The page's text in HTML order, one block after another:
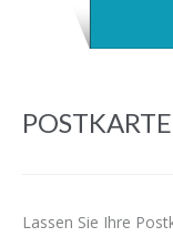
Lassen Sie Ihre